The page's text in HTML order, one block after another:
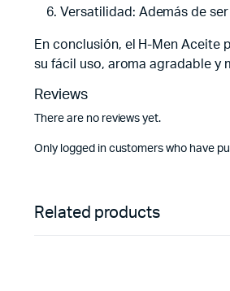
Versatilidad: Además de
En conclusión, el H-Men Aceite
su fácil uso, aroma agradable y
Reviews
There are no reviews yet.
Only logged in customers who have
Related products